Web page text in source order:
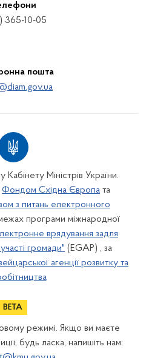
365-10-05
пошта
Кабінету Міністрів України.
Фондом Східна Європа та
з питань електронного
програми міжнародної
врядування задля
участі громади" (EGAP) , за
агенції розвитку та
режимі. Якщо ви маєте
будь ласка, напишіть нам: